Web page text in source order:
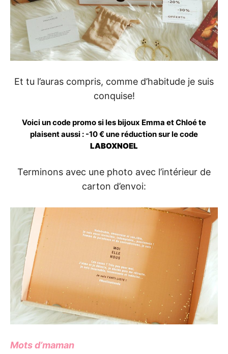
Et tu l’auras compris, comme d’habitude je suis
conquise!
Voici un code promo si les bijoux Emma et Chloé te
plaisent aussi : -10 € une réduction sur le code
LABOXNOEL
Terminons avec une photo avec l’intérieur de
carton d’envoi:
Mots d’maman